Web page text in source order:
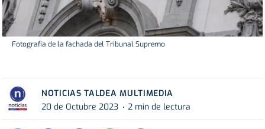
Fotografía de la fachada del Tribunal Supremo
NOTICIAS TALDEA MULTIMEDIA
20 de Octubre 2023
2 min de lectura